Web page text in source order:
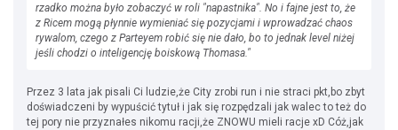
rzadko można było zobaczyć w roli "napastnika". No i fajne jest to, że
z Ricem mogą płynnie wymieniać się pozycjami i wprowadzać chaos
rywalom, czego z Parteyem robić się nie dało, bo to jednak level niżej
jeśli chodzi o inteligencję boiskową Thomasa."
Przez 3 lata jak pisali Ci ludzie,że City zrobi run i nie straci pkt,bo zbyt
doświadczeni by wypuścić tytuł i jak się rozpędzali jak walec to też do
tej pory nie przyznałes nikomu racji,że ZNOWU mieli racje xD Cóż,jak